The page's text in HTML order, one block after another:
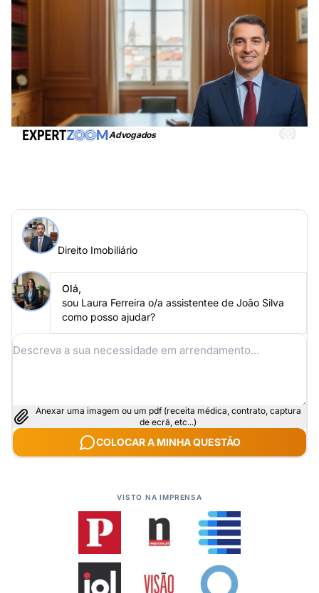
Advogados
Coloque a sua questão a João Silva
Direito Imobiliário
Olá,
sou Laura Ferreira o/a assistentee de João Silva
como posso ajudar?
Anexar uma imagem ou um pdf (receita médica, contrato, captura
de ecrã, etc...)
COLOCAR A MINHA QUESTÃO
VISTO NA IMPRENSA